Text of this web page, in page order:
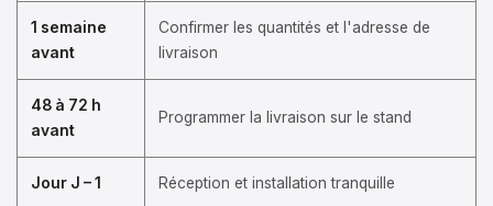
1 semaine
avant
Confirmer les quantités et l'adresse de
livraison
48 à 72 h
avant
Programmer la livraison sur le stand
Jour J – 1 Réception et installation tranquille